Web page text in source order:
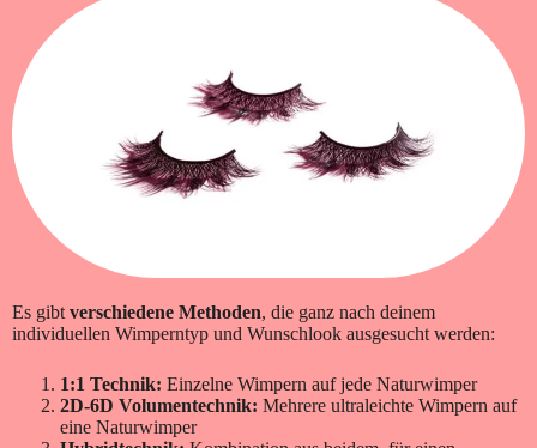
Es gibt verschiedene Methoden, die ganz nach deinem
individuellen Wimperntyp und Wunschlook ausgesucht werden:
1:1 Technik: Einzelne Wimpern auf jede Naturwimper
2D-6D Volumentechnik: Mehrere ultraleichte Wimpern auf
eine Naturwimper